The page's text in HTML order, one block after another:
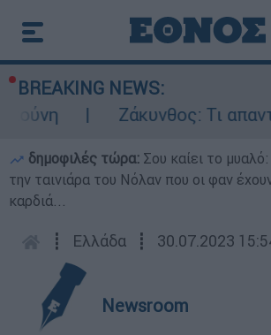
BREAKING NEWS:
Ζάκυνθος: Τι
δημοφιλές τώρα: Σου καίει το
την ταινιάρα του Νόλαν που οι φαν
καρδιά...
┋ Ελλάδα ┋ 30.07.2023
Newsroom